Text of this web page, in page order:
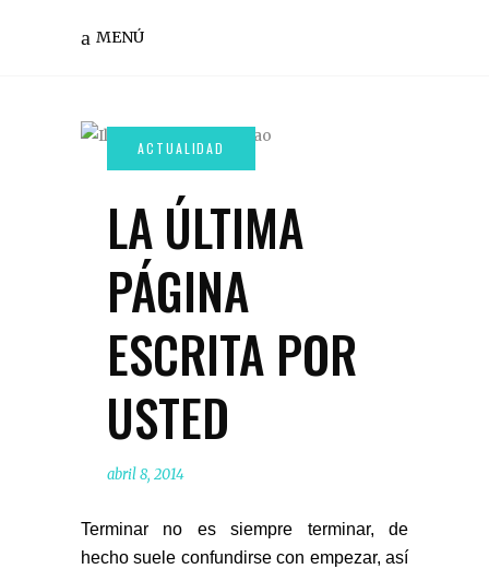
MENÚ
LA ÚLTIMA
PÁGINA
ESCRITA POR
USTED
abril 8, 2014
Terminar no es siempre terminar, de
hecho suele confundirse con empezar, así